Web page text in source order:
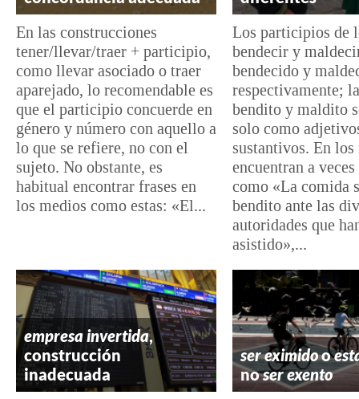
En las construcciones
tener/llevar/traer + participio,
como llevar asociado o traer
aparejado, lo recomendable es
que el participio concuerde en
género y número con aquello a
lo que se refiere, no con el
sujeto. No obstante, es
habitual encontrar frases en
los medios como estas: «El...
Los participios de
bendecir y
bendecido y
respectivamente;
bendito y maldito
solo como
sustantivos. En los
encuentran a
como «La comida
bendito ante las
autoridades que
asistido»,...
empresa invertida,
construcción
inadecuada
ser eximidoo
noser exento